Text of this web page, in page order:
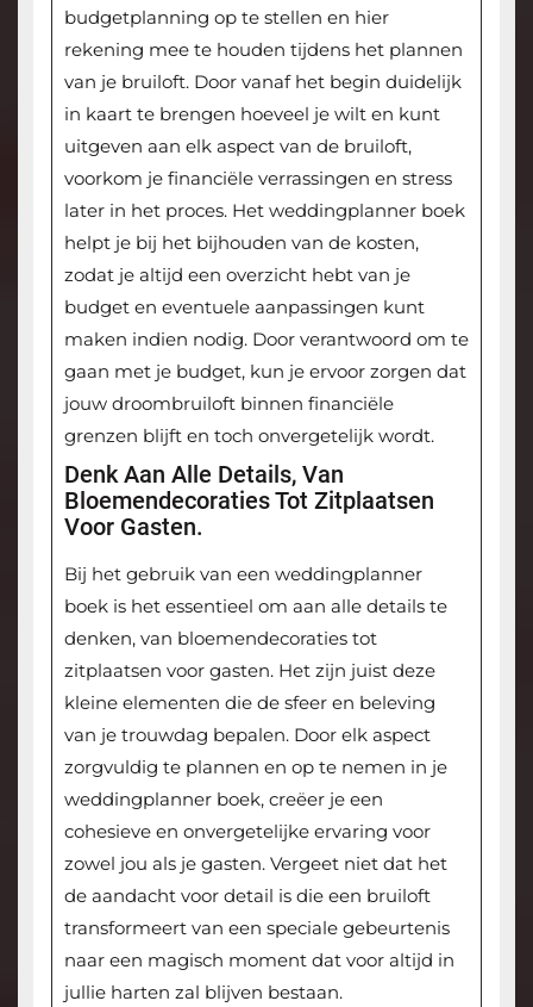
budgetplanning op te stellen en hier
rekening mee te houden tijdens het plannen
van je bruiloft. Door vanaf het begin duidelijk
in kaart te brengen hoeveel je wilt en kunt
uitgeven aan elk aspect van de bruiloft,
voorkom je financiële verrassingen en stress
later in het proces. Het weddingplanner boek
helpt je bij het bijhouden van de kosten,
zodat je altijd een overzicht hebt van je
budget en eventuele aanpassingen kunt
maken indien nodig. Door verantwoord om te
gaan met je budget, kun je ervoor zorgen dat
jouw droombruiloft binnen financiële
grenzen blijft en toch onvergetelijk wordt.
Denk Aan Alle Details, Van
Bloemendecoraties Tot Zitplaatsen
Voor Gasten.
Bij het gebruik van een weddingplanner
boek is het essentieel om aan alle details te
denken, van bloemendecoraties tot
zitplaatsen voor gasten. Het zijn juist deze
kleine elementen die de sfeer en beleving
van je trouwdag bepalen. Door elk aspect
zorgvuldig te plannen en op te nemen in je
weddingplanner boek, creëer je een
cohesieve en onvergetelijke ervaring voor
zowel jou als je gasten. Vergeet niet dat het
de aandacht voor detail is die een bruiloft
transformeert van een speciale gebeurtenis
naar een magisch moment dat voor altijd in
jullie harten zal blijven bestaan.